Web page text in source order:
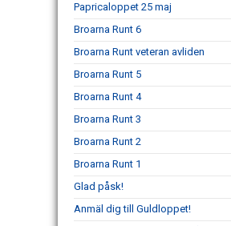
Papricaloppet 25 maj
Broarna Runt 6
Broarna Runt veteran avliden
Broarna Runt 5
Broarna Runt 4
Broarna Runt 3
Broarna Runt 2
Broarna Runt 1
Glad påsk!
Anmäl dig till Guldloppet!